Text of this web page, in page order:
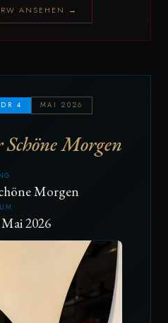
ANSEHEN →
4 MAI 2026
Morgen
Morgen
2026